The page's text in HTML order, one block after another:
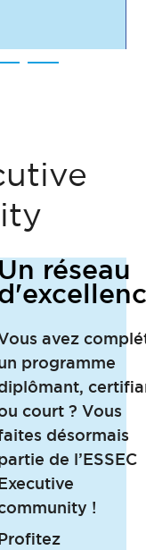
réseau
avez
programme
court ? Vous
désormais
de l’ESSEC
!